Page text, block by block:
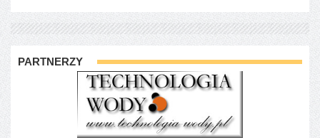
PARTNERZY